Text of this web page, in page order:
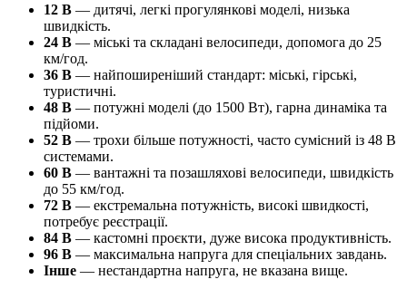
12 В — дитячі, легкі прогулянкові моделі, низька
швидкість.
24 В — міські та складані велосипеди, допомога до 25
км/год.
36 В — найпоширеніший стандарт: міські, гірські,
туристичні.
48 В — потужні моделі (до 1500 Вт), гарна динаміка та
підйоми.
52 В — трохи більше потужності, часто сумісний із 48 В
системами.
60 В — вантажні та позашляхові велосипеди, швидкість
до 55 км/год.
72 В — екстремальна потужність, високі швидкості,
потребує реєстрації.
84 В — кастомні проєкти, дуже висока продуктивність.
96 В — максимальна напруга для спеціальних завдань.
Інше — нестандартна напруга, не вказана вище.